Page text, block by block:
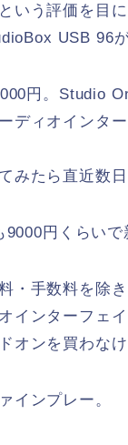
いう評価を目
USB 96
円。Studio
ディオインタ
みたら直近数
9000円くらい
・手数料を除
インターフェ
オンを買わな
インプレー。